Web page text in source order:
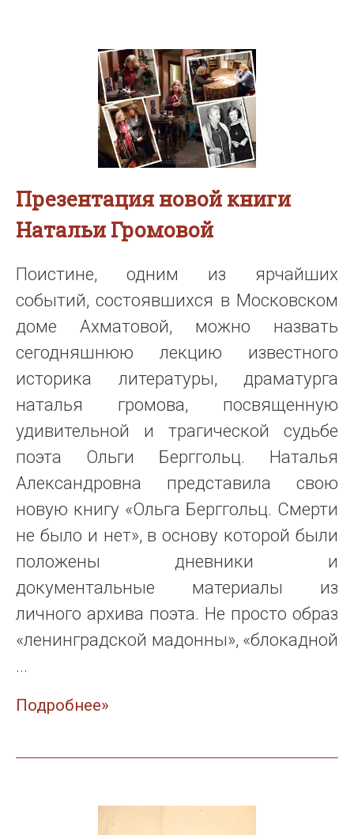
Презентация новой книги
Натальи Громовой
Поистине, одним из ярчайших
событий, состоявшихся в Московском
доме Ахматовой, можно назвать
сегодняшнюю лекцию известного
историка литературы, драматурга
наталья громова, посвященную
удивительной и трагической судьбе
поэта Ольги Берггольц. Наталья
Александровна представила свою
новую книгу «Ольга Берггольц. Смерти
не было и нет», в основу которой были
положены дневники и
документальные материалы из
личного архива поэта. Не просто образ
«ленинградской мадонны», «блокадной
...
Подробнее»